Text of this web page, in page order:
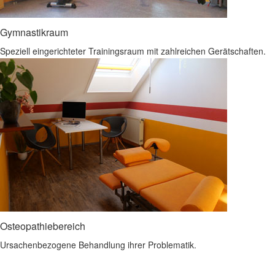
Gymnastikraum
Speziell eingerichteter Trainingsraum mit zahlreichen Gerätschaften.
Osteopathiebereich
Ursachenbezogene Behandlung ihrer Problematik.